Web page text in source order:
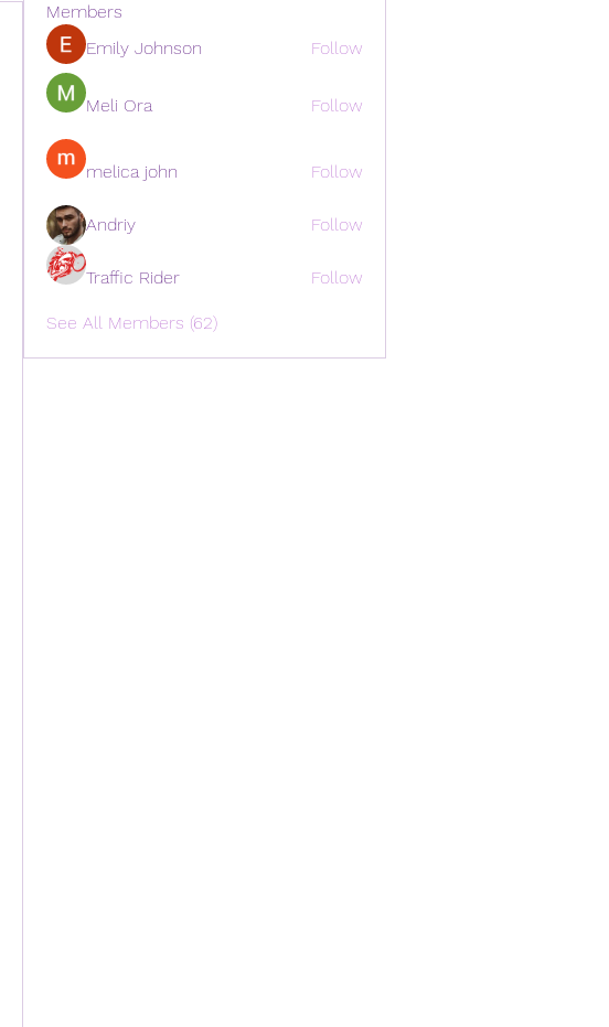
Members
Emily Johnson
Follow
Meli Ora Follow
melica john Follow
Andriy Follow
Traffic Rider Follow
See All Members (62)